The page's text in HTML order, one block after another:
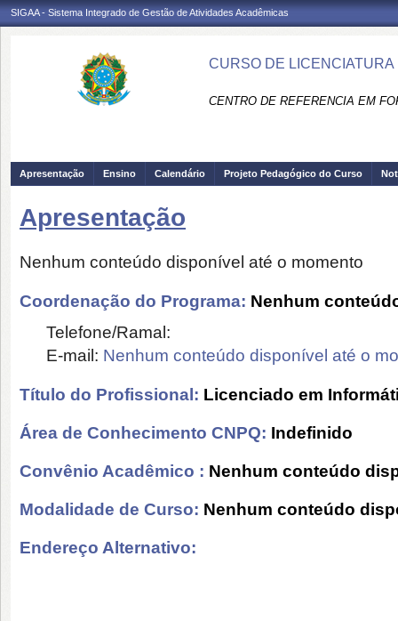
SIGAA - Sistema Integrado de Gestão de Atividades Acadêmicas
CURSO DE
CENTRO DE REFERENCIA EM
Apresentação Ensino Calendário Projeto Pedagógico do Curso
Apresentação
Nenhum conteúdo disponível até o momento
Coordenação do Programa: Nenhum
Telefone/Ramal:
E-mail: Nenhum conteúdo disponível até o
Título do Profissional: Licenciado em
Área de Conhecimento CNPQ: Indefinido
Convênio Acadêmico : Nenhum conteúdo
Modalidade de Curso: Nenhum conteúdo
Endereço Alternativo: